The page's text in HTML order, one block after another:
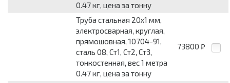
0.47 кг, цена за тонну
Труба стальная 20x1 мм,
электросварная, круглая,
прямошовная, 10704-91,
сталь 08, Ст1, Ст2, Ст3,
тонкостенная, вес 1 метра
0.47 кг, цена за тонну
73800 ₽